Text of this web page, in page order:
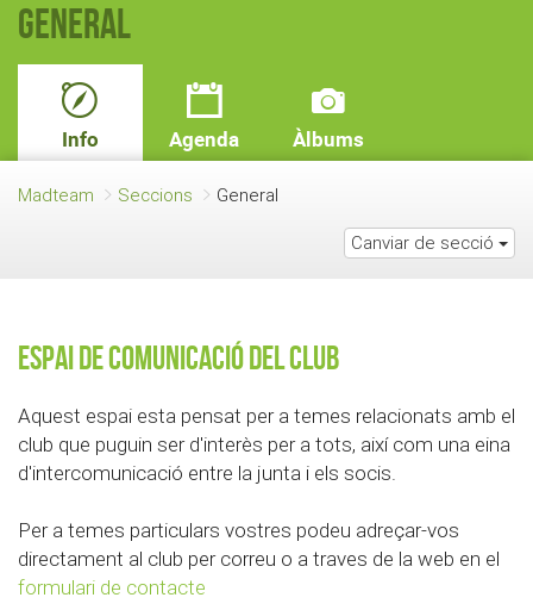
QUI SOM
FES-TE SOCI
General
Info Agenda Àlbums
Madteam Seccions General
Canviar de secció
Espai de comunicació del club
Aquest espai esta pensat per a temes relacionats amb el
club que puguin ser d'interès per a tots, així com una eina
d'intercomunicació entre la junta i els socis.
Per a temes particulars vostres podeu adreçar-vos
directament al club per correu o a traves de la web en el
formulari de contacte